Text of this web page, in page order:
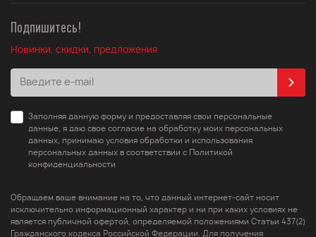
Подпишитесь!
Новинки, скидки, предложения
Заполняя данную форму и предоставляя свои персональные
данные, я даю свое согласие на обработку моих персональных
данных, принимаю условия обработки и использования
персональных данных в соответствии с Политикой
конфиденциальности
Обращаем ваше внимание на то, что данный интернет-сайт носит
исключительно информационный характер и ни при каких условиях не
является публичной офертой, определяемой положениями Статьи 437(2)
Гражданского кодекса Российской Федерации. Для получения